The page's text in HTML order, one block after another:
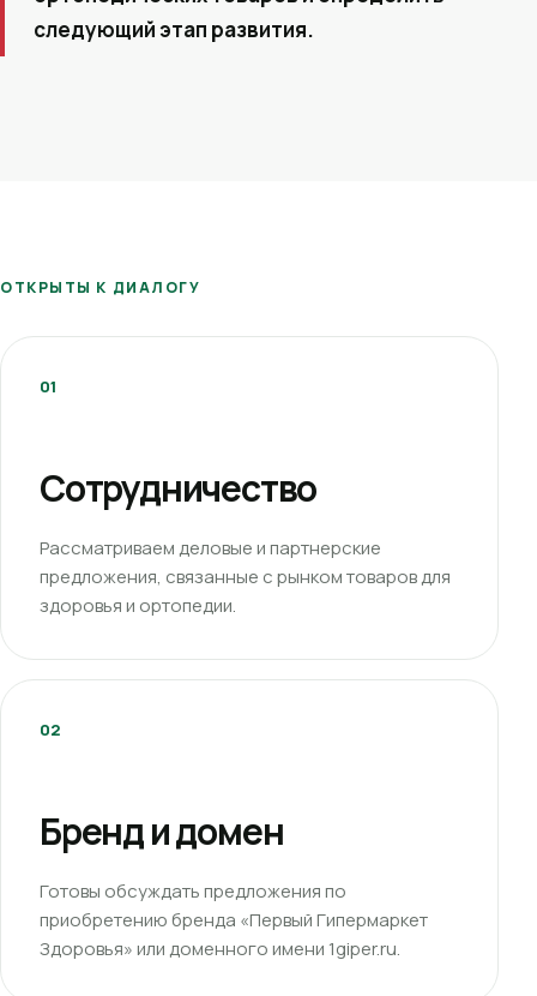
следующий этап развития.
ОТКРЫТЫ К ДИАЛОГУ
01
Сотрудничество
Рассматриваем деловые и партнерские
предложения, связанные с рынком товаров для
здоровья и ортопедии.
02
Бренд и домен
Готовы обсуждать предложения по
приобретению бренда «Первый Гипермаркет
Здоровья» или доменного имени 1giper.ru.